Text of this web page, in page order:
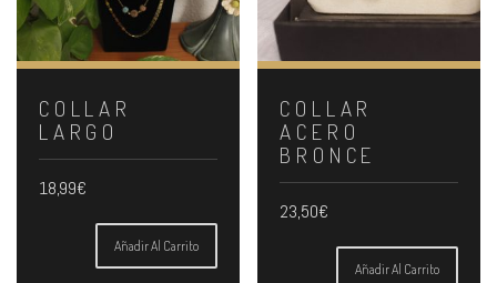
COLLAR
LARGO
18,99€
Añadir Al Carrito
COLLAR
ACERO
BRONCE
23,50€
Añadir Al Carrito